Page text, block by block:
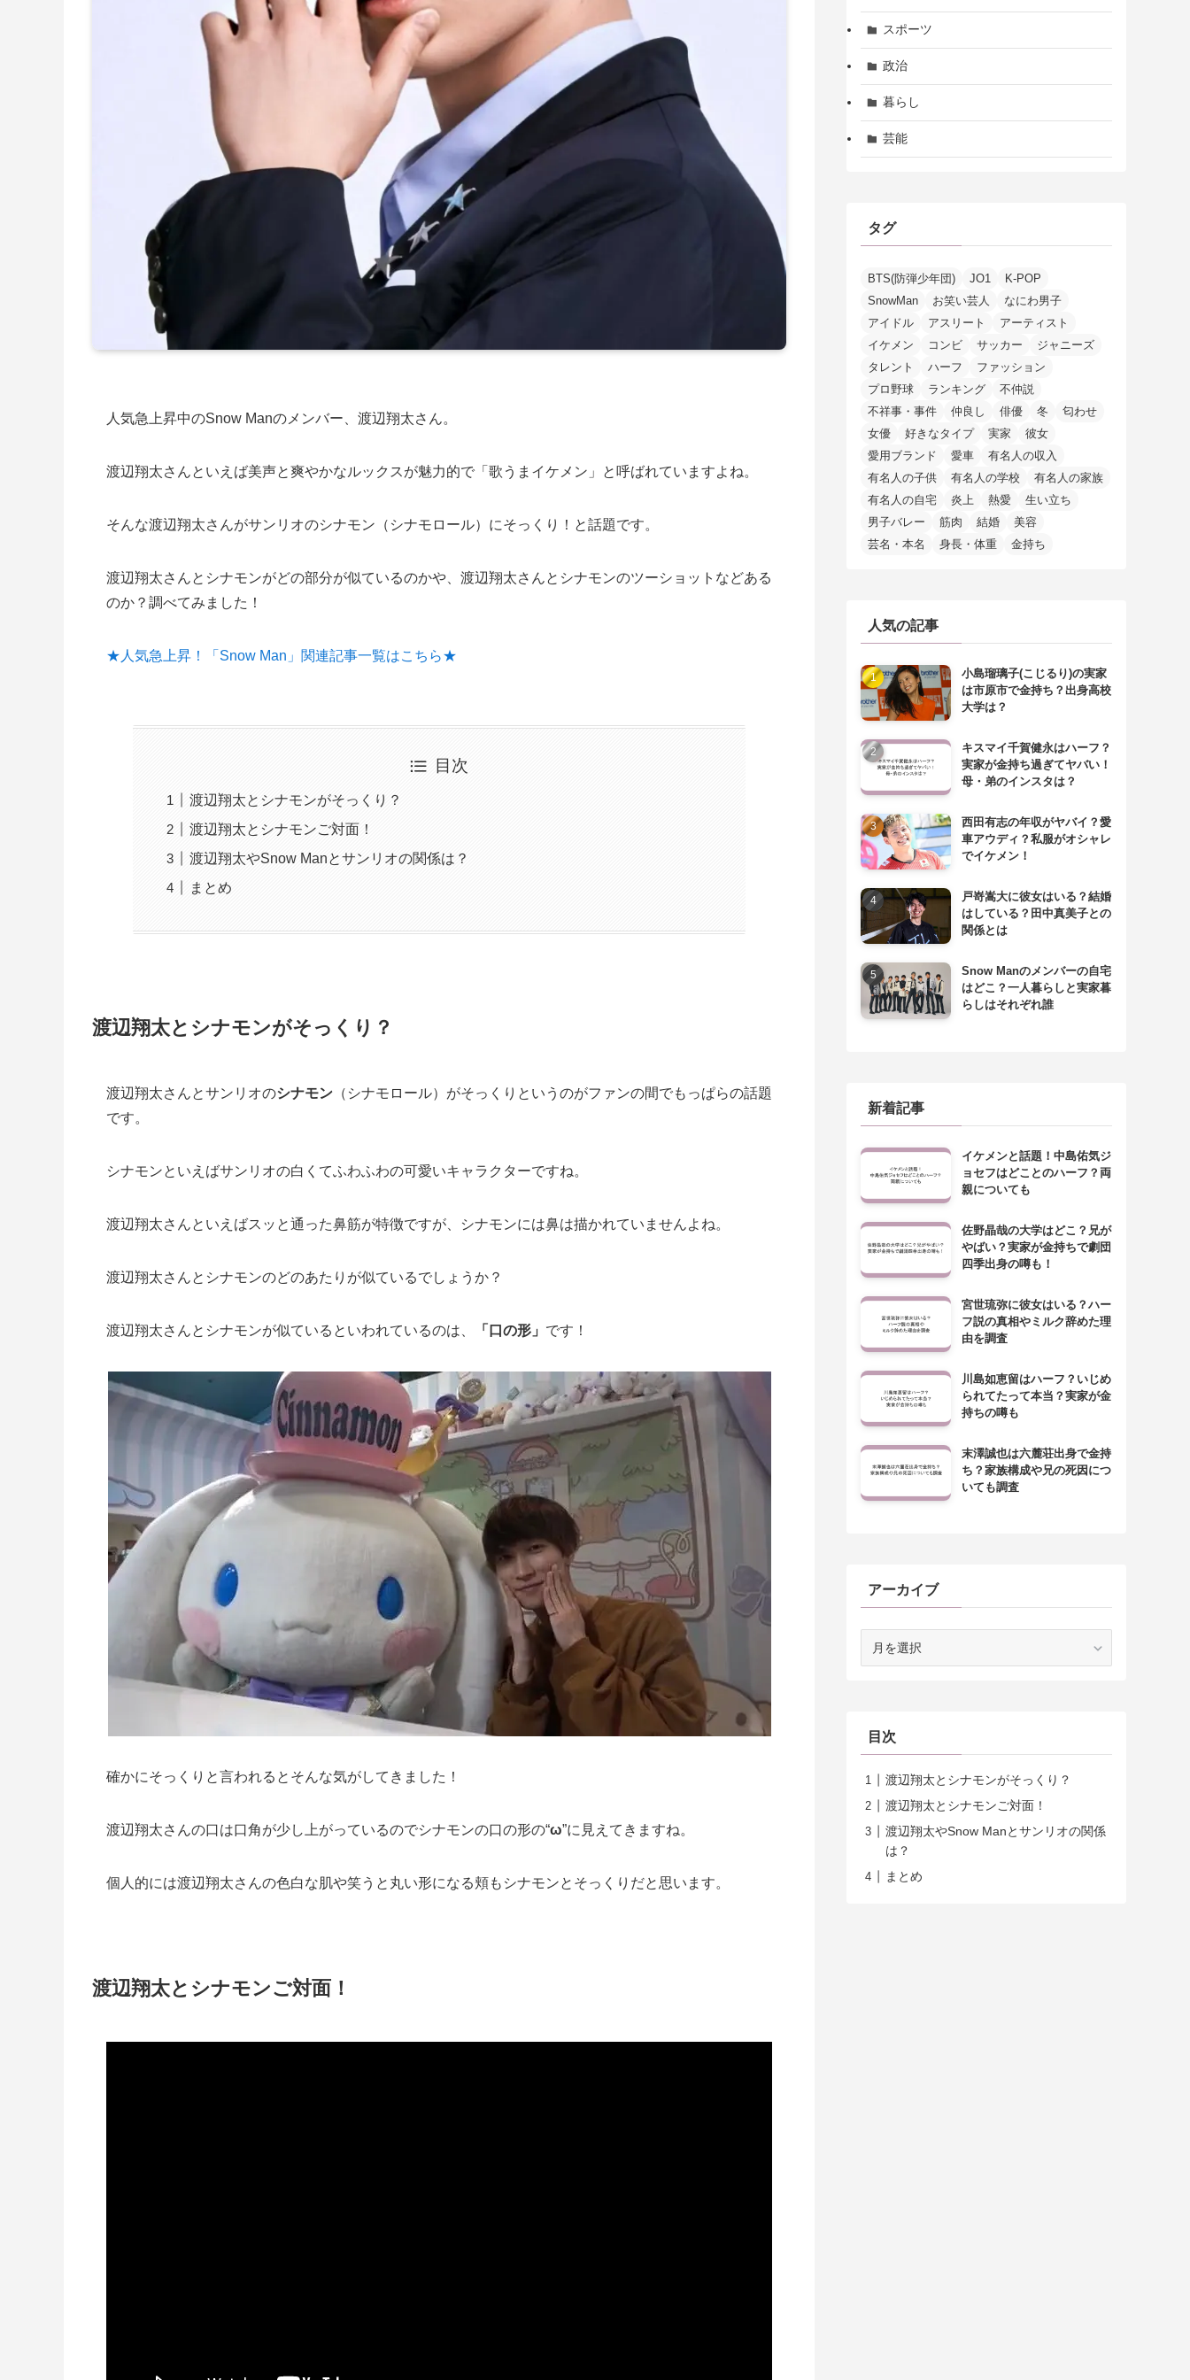
人気急上昇中のSnow Manのメンバー、渡辺翔太さん。
渡辺翔太さんといえば美声と爽やかなルックスが魅力的で「歌うまイケメン」と呼ばれていますよね。
そんな渡辺翔太さんがサンリオのシナモン（シナモロール）にそっくり！と話題です。
渡辺翔太さんとシナモンがどの部分が似ているのかや、渡辺翔太さんとシナモンのツーショットなどある
のか？調べてみました！
★人気急上昇！「Snow Man」関連記事一覧はこちら★
目次
渡辺翔太とシナモンがそっくり？
渡辺翔太とシナモンご対面！
渡辺翔太やSnow Manとサンリオの関係は？
まとめ
渡辺翔太とシナモンがそっくり？
渡辺翔太さんとサンリオのシナモン （シナモロール）がそっくりというのがファンの間でもっぱらの話題
です。
シナモンといえばサンリオの白くてふわふわの可愛いキャラクターですね。
渡辺翔太さんといえばスッと通った鼻筋が特徴ですが、シナモンには鼻は描かれていませんよね。
渡辺翔太さんとシナモンのどのあたりが似ているでしょうか？
渡辺翔太さんとシナモンが似ているといわれているのは、 「口の形」 です！
確かにそっくりと言われるとそんな気がしてきました！
渡辺翔太さんの口は口角が少し上がっているのでシナモンの口の形の“ω”に見えてきますね。
個人的には渡辺翔太さんの色白な肌や笑うと丸い形になる頬もシナモンとそっくりだと思います。
渡辺翔太とシナモンご対面！
スポーツ
政治
暮らし
芸能
タグ
BTS(防弾少年団) JO1
K-POP
SnowMan
お笑い芸人
なにわ男子
アイドル
アスリート
アーティスト
イケメン
コンビ サッカー
ジャニーズ
タレント
ハーフ
ファッション
プロ野球
ランキング
不仲説
不祥事・事件
仲良し 俳優 冬
匂わせ
女優
好きなタイプ 実家
彼女
愛用ブランド
愛車
有名人の収入
有名人の子供
有名人の学校
有名人の家族
有名人の自宅
炎上 熱愛
生い立ち
男子バレー
筋肉 結婚
美容
芸名・本名
身長・体重 金持ち
人気の記事
小島瑠璃子(こじるり)の実家
は市原市で金持ち？出身高校
大学は？
キスマイ千賀健永はハーフ？
実家が金持ち過ぎてヤバい！
母・弟のインスタは？
西田有志の年収がヤバイ？愛
車アウディ？私服がオシャレ
でイケメン！
戸嵜嵩大に彼女はいる？結婚
はしている？田中真美子との
関係とは
Snow Manのメンバーの自宅
はどこ？一人暮らしと実家暮
らしはそれぞれ誰
新着記事
イケメンと話題！中島佑気ジ
ョセフはどことのハーフ？両
親についても
佐野晶哉の大学はどこ？兄が
やばい？実家が金持ちで劇団
四季出身の噂も！
宮世琉弥に彼女はいる？ハー
フ説の真相やミルク辞めた理
由を調査
川島如恵留はハーフ？いじめ
られてたって本当？実家が金
持ちの噂も
末澤誠也は六麓荘出身で金持
ち？家族構成や兄の死因につ
いても調査
アーカイブ
目次
渡辺翔太とシナモンがそっくり？
渡辺翔太とシナモンご対面！
渡辺翔太やSnow Manとサンリオの関係
は？
まとめ